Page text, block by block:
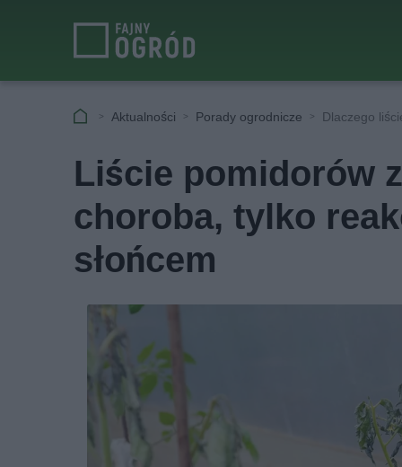
Aktualności Porady ogrodnicze Dlaczego
Liście pomidorów
choroba, tylko
słońcem